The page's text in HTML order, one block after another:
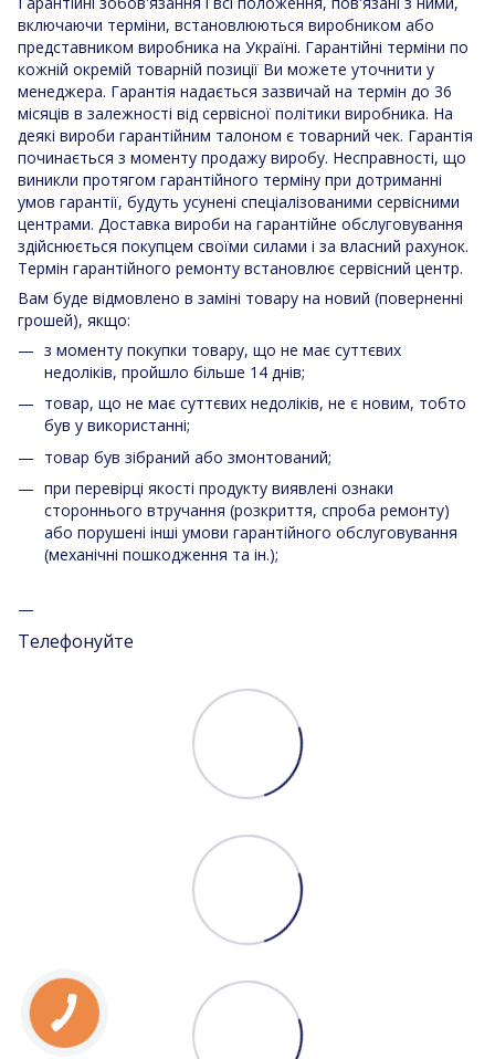
включаючи терміни, встановлюються виробником або
представником виробника на Україні. Гарантійні терміни по
кожній окремій товарній позиції Ви можете уточнити у
менеджера. Гарантія надається зазвичай на термін до 36
місяців в залежності від сервісної політики виробника. На
деякі вироби гарантійним талоном є товарний чек. Гарантія
починається з моменту продажу виробу. Несправності, що
виникли протягом гарантійного терміну при дотриманні
умов гарантії, будуть усунені спеціалізованими сервісними
центрами. Доставка вироби на гарантійне обслуговування
здійснюється покупцем своїми силами і за власний рахунок.
Термін гарантійного ремонту встановлює сервісний центр.
Вам буде відмовлено в заміні товару на новий (поверненні
грошей), якщо:
з моменту покупки товару, що не має суттєвих
недоліків, пройшло більше 14 днів;
товар, що не має суттєвих недоліків, не є новим, тобто
був у використанні;
товар був зібраний або змонтований;
при перевірці якості продукту виявлені ознаки
стороннього втручання (розкриття, спроба ремонту)
або порушені інші умови гарантійного обслуговування
(механічні пошкодження та ін.);
Телефонуйте